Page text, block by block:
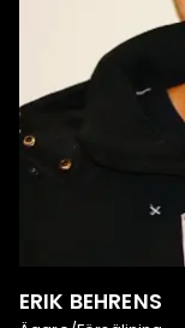
ERIK BEHRENS